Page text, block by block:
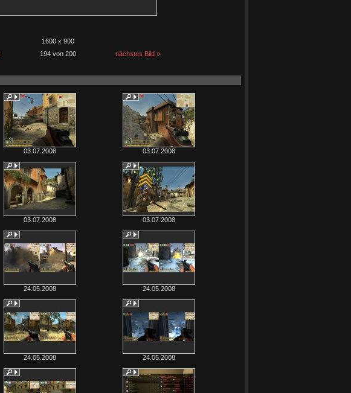
1600 x 900
194 von 200 nächstes Bild »
03.07.2008 03.07.2008
03.07.2008 03.07.2008
24.05.2008 24.05.2008
24.05.2008 24.05.2008